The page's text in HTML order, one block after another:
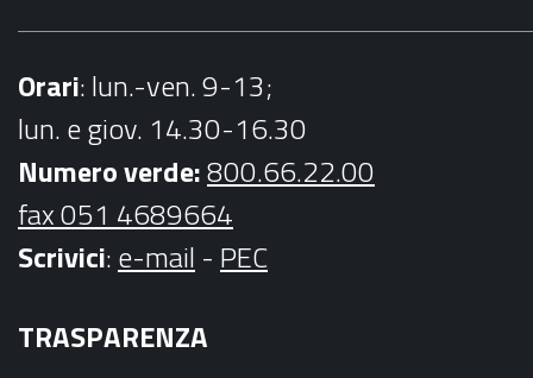
Orari: lun.-ven. 9-13;
lun. e giov. 14.30-16.30
Numero verde:800.66.22.00
fax 051 4689664
Scrivici:e-mail - PEC
TRASPARENZA